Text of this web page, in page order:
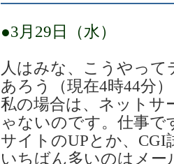
●3月29日（水）
人はみな、こうやっ
あろう（現在4時44分
私の場合は、ネットサ
ゃないのです。仕事で
サイトのUPとか、
いちばん多いのはメ